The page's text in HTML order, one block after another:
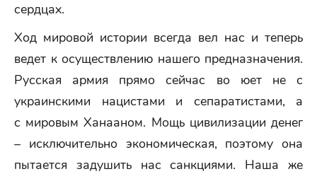
сердцах.
Ход мировой истории всегда вел нас и теперь
ведет к осуществлению нашего предназначения.
Русская армия прямо сейчас во юет не с
украинскими нацистами и сепаратистами, а
с мировым Ханааном. Мощь цивилизации денег
– исключительно экономическая, поэтому она
пытается задушить нас санкциями. Наша же